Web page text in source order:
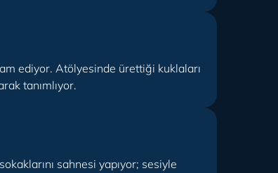
ediyor. Atölyesinde ürettiği kuklaları
tanımlıyor.
sahnesi yapıyor; sesiyle